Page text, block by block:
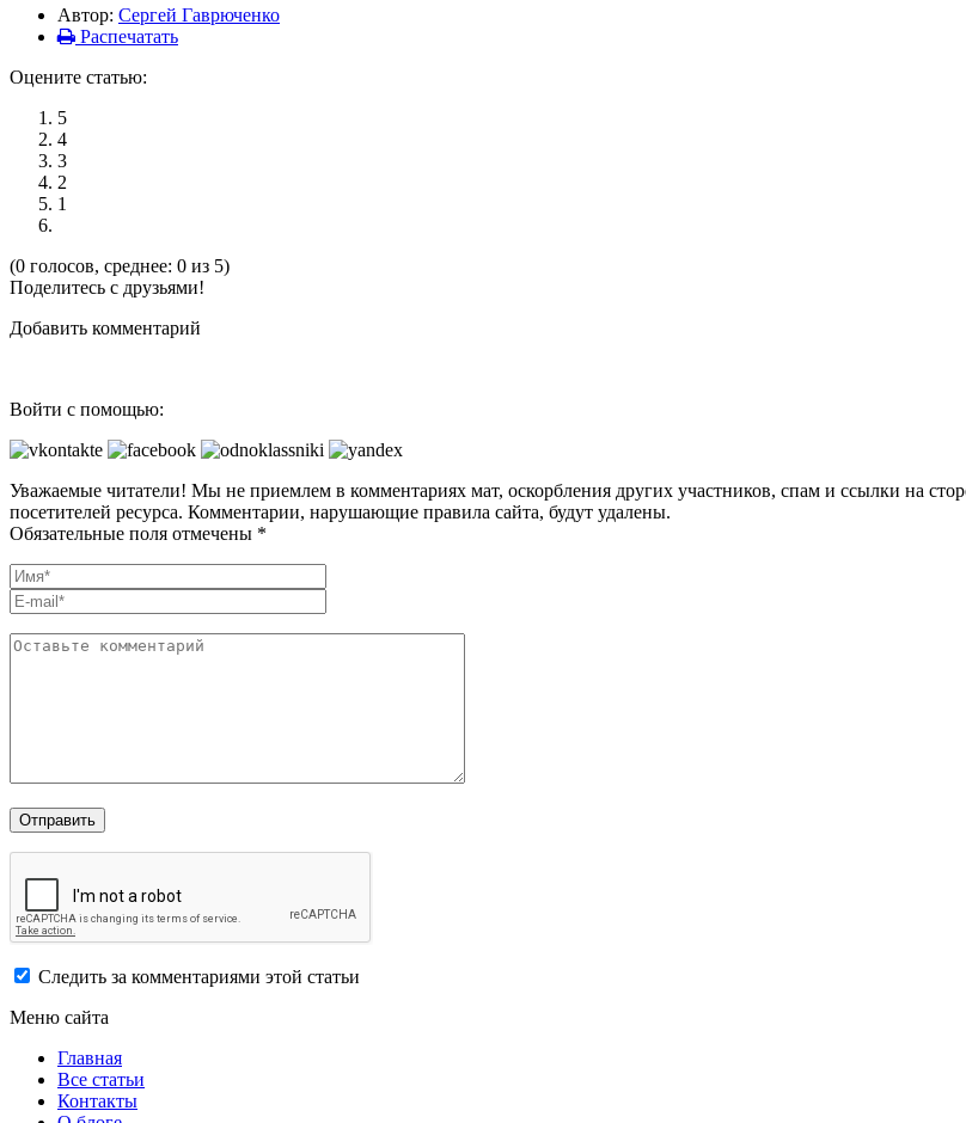
Автор: Сергей Гаврюченко
Распечатать
Оцените статью:
5
4
3
2
1
(0 голосов, среднее: 0 из 5)
Поделитесь с друзьями!
Добавить комментарий
Войти с помощью:
Уважаемые читатели! Мы не приемлем в комментариях мат, оскорбления других участников, спам и ссылки на
посетителей ресурса. Комментарии, нарушающие правила сайта, будут удалены.
Обязательные поля отмечены *
Следить за комментариями этой статьи
Меню сайта
Главная
Все статьи
Контакты